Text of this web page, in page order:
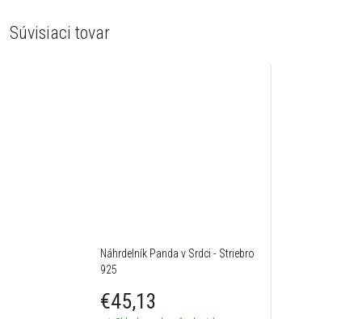
Súvisiaci tovar
Náhrdelník Panda v Srdci - Striebro
925
€45,13